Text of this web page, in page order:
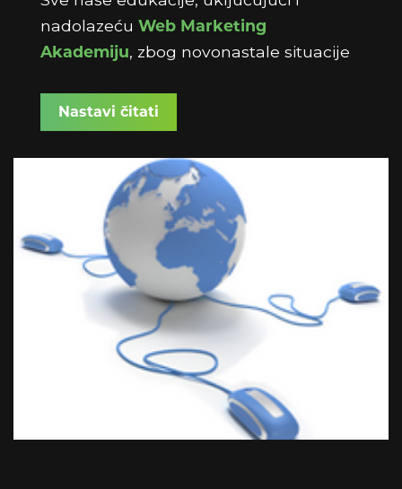
nadolazeću Web Marketing
Akademiju, zbog novonastale situacije
detaljnije informacije pozivamo vas da
pratite naše newsletere, web stranicu i
društvene mreže.
Nastavi čitati